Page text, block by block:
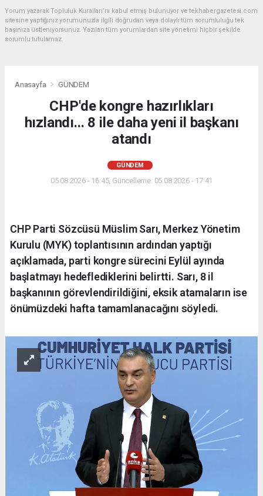
Yorum yazarak Topluluk Kuralları’nı kabul etmiş bulunuyor ve tekhabergazetesi.com
sitesine yaptığınız yorumunuzla ilgili doğrudan veya dolaylı tüm sorumluluğu tek
başınıza üstleniyorsunuz. Yazılan tüm yorumlardan site yönetimi hiçbir şekilde
sorumlu tutulamaz.
Anasayfa GÜNDEM
CHP'de kongre hazırlıkları
hızlandı... 8 ile daha yeni il başkanı
atandı
GÜNDEM
05.08.2026 - 16:45, Güncelleme: 05.08.2026 - 17:41
CHP Parti Sözcüsü Müslim Sarı, Merkez Yönetim
Kurulu (MYK) toplantısının ardından yaptığı
açıklamada, parti kongre sürecini Eylül ayında
başlatmayı hedeflediklerini belirtti. Sarı, 8 il
başkanının görevlendirildiğini, eksik atamaların ise
önümüzdeki hafta tamamlanacağını söyledi.